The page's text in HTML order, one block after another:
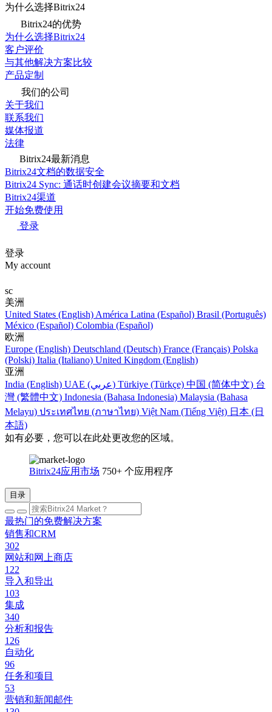
为什么选择Bitrix24
Bitrix24的优势
为什么选择Bitrix24
客户评价
与其他解决方案比较
产品定制
我们的公司
关于我们
联系我们
媒体报道
法律
Bitrix24最新消息
Bitrix24文档的数据安全
Bitrix24 Sync: 通话时创建会议摘要和文档
Bitrix24渠道
开始免费使用
登录
登录
My account
sc
美洲
United States (English) América Latina (Español) Brasil (Português)
México (Español) Colombia (Español)
欧洲
Europe (English) Deutschland (Deutsch) France (Français) Polska
(Polski) Italia (Italiano) United Kingdom (English)
亚洲
India (English)
UAE (عربي) Türkiye (Türkçe) 中国 (简体中文) 台
灣 (繁體中文) Indonesia (Bahasa Indonesia) Malaysia (Bahasa
Melayu) ประเทศไทย (ภาษาไทย) Việt Nam (Tiếng Việt) 日本 (日
本語)
如有必要，您可以在此处更改您的区域。
Bitrix24应用市场 750+ 个应用程序
目录
最热门的免费解决方案
销售和CRM
302
网站和网上商店
122
导入和导出
103
集成
340
分析和报告
126
自动化
96
任务和项目
53
营销和新闻邮件